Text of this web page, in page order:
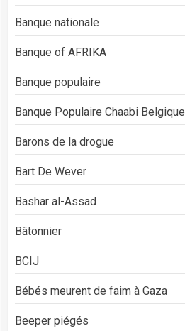
Banque nationale
Banque of AFRIKA
Banque populaire
Banque Populaire Chaabi Belgique
Barons de la drogue
Bart De Wever
Bashar al-Assad
Bâtonnier
BCIJ
Bébés meurent de faim à Gaza
Beeper piégés